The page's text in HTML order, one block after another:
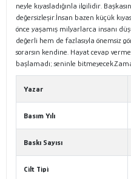
neyle kıyasladığınla ilgilidir.
değersizleşir.İnsan bazen küçük
önce yaşamış milyarlarca insanı
değerli hem de fazlasıyla önemsiz
sorarsın kendine. Hayat cevap
başlamadı; seninle
Yazar
Basım Yılı
Baskı Sayısı
Cilt Tipi